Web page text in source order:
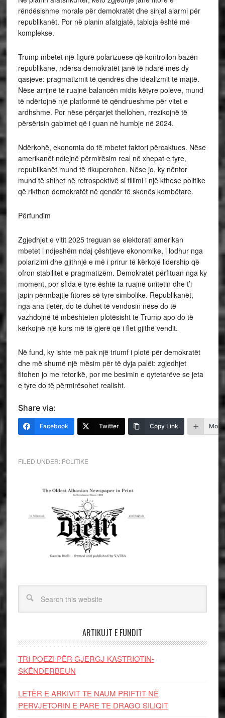
rëndësishme morale për demokratët dhe sinjal alarmi për
republikanët. Por në planin afatgjatë, tabloja është më
komplekse.
Trump mbetet një figurë polarizuese që kontrollon bazën
republikane, ndërsa demokratët janë të ndarë mes dy
qasjeve: pragmatizmit të qendrës dhe idealizmit të majtë.
Nëse arrijnë të ruajnë balancën midis këtyre poleve, mund
të ndërtojnë një platformë të qëndrueshme për vitet e
ardhshme. Por nëse përçarjet thellohen, rrezikojnë të
përsërisin gabimet që i çuan në humbje në 2024.
Ndërkohë, ekonomia do të mbetet faktori përcaktues. Nëse
amerikanët ndiejnë përmirësim real në xhepat e tyre,
republikanët mund të rikuperohen. Nëse jo, ky nëntor
mund të shihet në retrospektivë si fillimi i një kthese politike
që rikthen demokratët në qendër të skenës kombëtare.
Përfundim
Zgjedhjet e vitit 2025 treguan se elektorati amerikan
mbetet i ndjeshëm ndaj çështjeve ekonomike, i lodhur nga
polarizimi dhe gjithnjë e më i prirur të kërkojë lidership që
ofron stabilitet e pragmatizëm. Demokratët përfituan nga ky
moment, por sfida e tyre është ta ruajnë unitetin dhe t’i
japin përmbajtje fitores së tyre simbolike. Republikanët,
nga ana tjetër, do të duhet të vendosin nëse do të
vazhdojnë të mbështeten plotësisht te Trump apo do të
kërkojnë një kurs më të gjerë që i flet gjithë vendit.
Në fund, ky ishte më pak një triumf i plotë për demokratët
dhe më shumë një mësim për të dyja palët: zgjedhjet
fitohen jo me retorikë, por me besimin e qytetarëve se jeta
e tyre do të përmirësohet realisht.
Share via:
Facebook Twitter Copy Link More
FILED UNDER: POLITIKE
ARTIKUJT E FUNDIT
TRI POEZI PËR GJERGJ KASTRIOTIN-
SKËNDERBEUN
LETËR E ARKIVIT TE NAUM PRIFTIT NË
PERVJETORIN E PARE TE DRAGO SILIQIT